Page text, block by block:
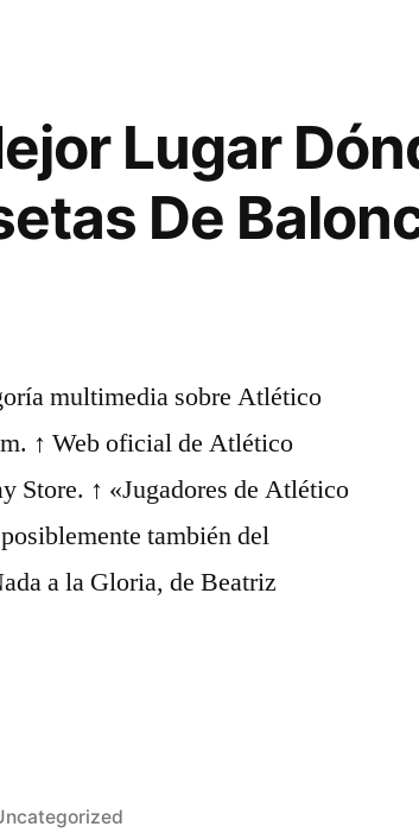
Lugar
De
multimedia sobre Atlético
↑ Web oficial de Atlético
Store. ↑ «Jugadores de Atlético
también del
a la Gloria, de Beatriz